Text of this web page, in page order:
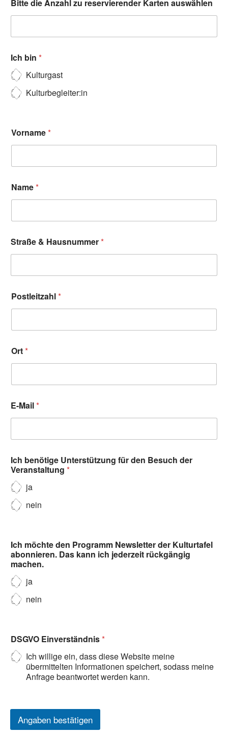
Bitte die Anzahl zu reservierender Karten auswählen
Ich bin *
Kulturgast
Kulturbegleiter:in
Vorname*
Name*
Straße & Hausnummer*
Postleitzahl*
Ort*
E-Mail*
Ich benötige Unterstützung für den Besuch der
Veranstaltung *
ja
nein
Ich möchte den Programm Newsletter der Kulturtafel
abonnieren. Das kann ich jederzeit rückgängig
machen.
ja
nein
DSGVO Einverständnis*
Ich willige ein, dass diese Website meine
übermittelten Informationen speichert, sodass meine
Anfrage beantwortet werden kann.
Angaben bestätigen